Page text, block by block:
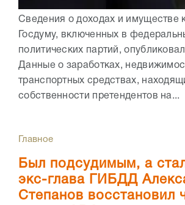
Сведения о доходах и имуществе
Госдуму, включенных в
политических партий,
Данные о заработках,
транспортных средствах,
собственности претендентов на...
Главное
Был подсудимым, а
экс-глава ГИБДД
Степанов восстановил